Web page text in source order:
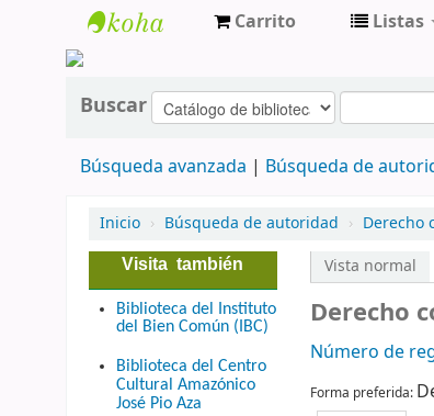
Carrito Listas
Buscar
Búsqueda avanzada Búsqueda de
Inicio › Búsqueda de autoridad › Derecho
Visita también
Biblioteca del Instituto
del Bien Común (IBC)
Biblioteca del Centro
Cultural Amazónico
José Pio Aza
Vista normal
Derecho
Número de
Forma preferida: